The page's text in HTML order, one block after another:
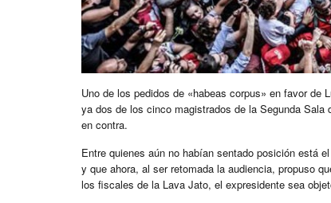
Uno de los pedidos de «habeas corpus» en favor de
ya dos de los cinco magistrados de la Segunda
en contra.
Entre quienes aún no habían sentado posición está
y que ahora, al ser retomada la audiencia, propuso
los fiscales de la Lava Jato, el expresidente sea